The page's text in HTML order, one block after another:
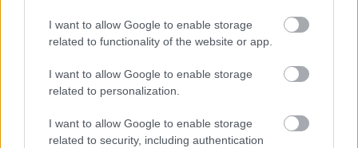
I want to allow Google to enable storage
related to functionality of the website or app.
I want to allow Google to enable storage
related to personalization.
I want to allow Google to enable storage
related to security, including authentication
Melyik naptej a legjobb Nekem? Naptej TESZT